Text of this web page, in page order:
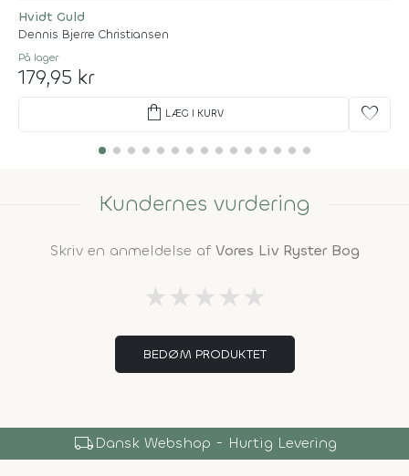
Hvidt Guld
Dennis Bjerre Christiansen
På lager
179,95 kr
shopping_bag LÆG I KURV favorite
Kundernes vurdering
Skriv en anmeldelse af Vores Liv Ryster Bog
★ ★ ★ ★ ★
BEDØM PRODUKTET
local_shippingDansk Webshop - Hurtig Levering